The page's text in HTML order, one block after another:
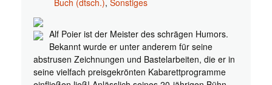
Buch (dtsch.), Sonstiges
Alf Poier ist der Meister des schrägen Humors.
Bekannt wurde er unter anderem für seine
abstrusen Zeichnungen und Bastelarbeiten, die er in
seine vielfach preisgekrönten Kabarettprogramme